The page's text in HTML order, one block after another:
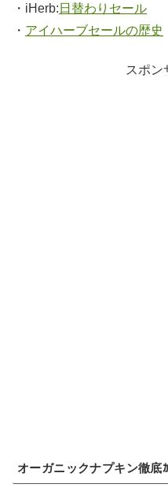
・iHerb: 日替わりセール
・ アイハーブセールの歴史
スポン
オーガニックナプキン徹底